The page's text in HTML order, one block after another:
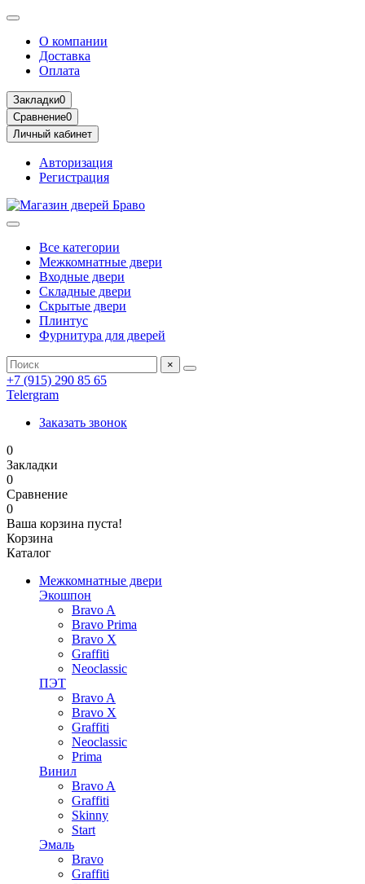
О компании
Доставка
Оплата
Закладки0
Сравнение0
Личный кабинет
Авторизация
Регистрация
Все категории
Межкомнатные двери
Входные двери
Складные двери
Скрытые двери
Плинтус
Фурнитура для дверей
×
+7 (915) 290 85 65
Telergram
Заказать звонок
0
Закладки
0
Сравнение
0
Ваша корзина пуста!
Корзина
Каталог
Межкомнатные двери
Экошпон
Bravo A
Bravo Prima
Bravo X
Graffiti
Neoclassic
ПЭТ
Bravo A
Bravo X
Graffiti
Neoclassic
Prima
Винил
Bravo A
Graffiti
Skinny
Start
Эмаль
Bravo
Graffiti